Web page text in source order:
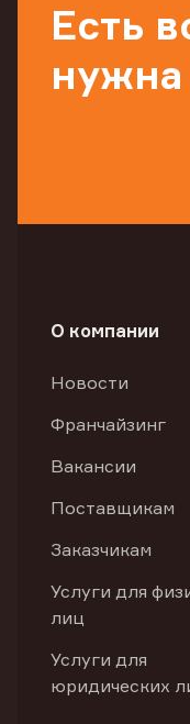
Есть
О компании
Новости
Франчайзинг
Вакансии
Поставщикам
Заказчикам
Услуги для
лиц
Услуги для
юридических